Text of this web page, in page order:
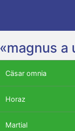
«magnus a
Cäsar omnia
Horaz
Martial